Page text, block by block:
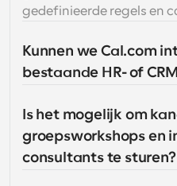
gedefinieerde regels en
Kunnen we Cal.com
bestaande HR- of
Is het mogelijk om
groepsworkshops en
consultants te sturen?